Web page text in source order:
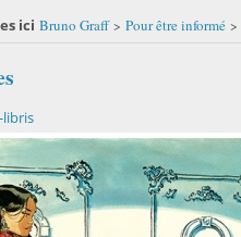
ici Bruno Graff > Pour être informé >
libris